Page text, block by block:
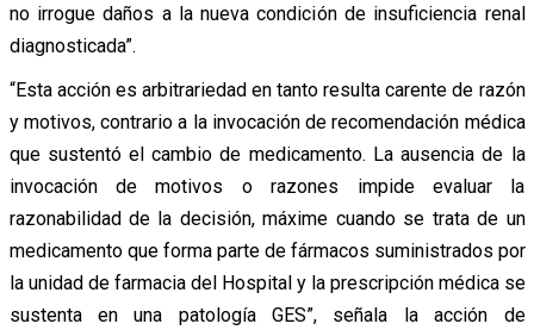
no irrogue daños a la nueva condición de insuficiencia renal
diagnosticada”.
“Esta acción es arbitrariedad en tanto resulta carente de razón
y motivos, contrario a la invocación de recomendación médica
que sustentó el cambio de medicamento. La ausencia de la
invocación de motivos o razones impide evaluar la
razonabilidad de la decisión, máxime cuando se trata de un
medicamento que forma parte de fármacos suministrados por
la unidad de farmacia del Hospital y la prescripción médica se
sustenta en una patología GES”, señala la acción de